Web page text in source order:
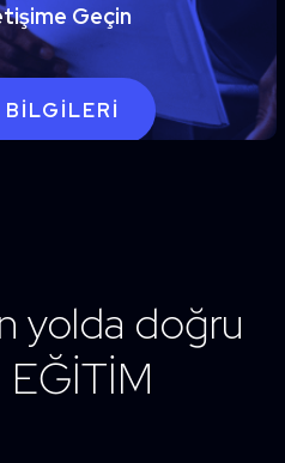
Geçin
yolda doğru